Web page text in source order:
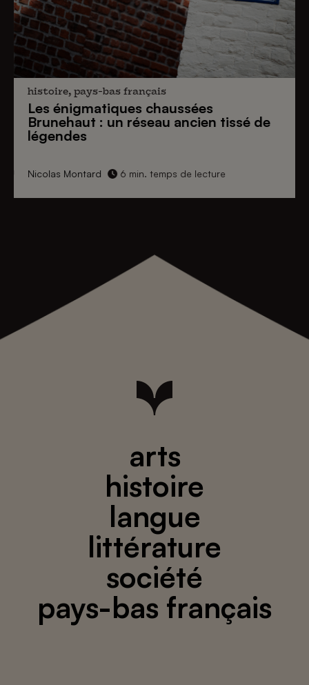
histoire, pays-bas français
Les énigmatiques chaussées
Brunehaut : un réseau ancien tissé de
légendes
Nicolas Montard 6 min. temps de lecture
arts
histoire
langue
littérature
société
pays-bas français